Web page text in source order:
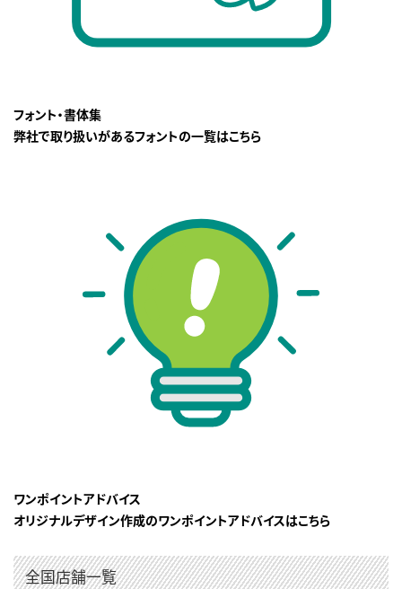
フォント・書体集
弊社で取り扱いがあるフォントの一覧はこちら
ワンポイントアドバイス
オリジナルデザイン作成のワンポイントアドバイスはこちら
全国店舗一覧